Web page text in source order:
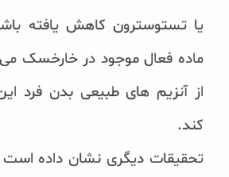
یا تستوسترون کاهش یافته
ماده فعال موجود در خارخسک می
از آنزیم های طبیعی بدن فرد
کند.
تحقیقات دیگری نشان داده